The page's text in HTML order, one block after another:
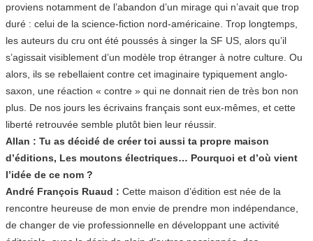
proviens notamment de l’abandon d’un mirage qui n’avait que trop
duré : celui de la science-fiction nord-américaine. Trop longtemps,
les auteurs du cru ont été poussés à singer la SF US, alors qu’il
s’agissait visiblement d’un modèle trop étranger à notre culture. Ou
alors, ils se rebellaient contre cet imaginaire typiquement anglo-
saxon, une réaction « contre » qui ne donnait rien de très bon non
plus. De nos jours les écrivains français sont eux-mêmes, et cette
liberté retrouvée semble plutôt bien leur réussir.
Allan : Tu as décidé de créer toi aussi ta propre maison
d’éditions, Les moutons électriques… Pourquoi et d’où vient
l’idée de ce nom ?
André François Ruaud : Cette maison d’édition est née de la
rencontre heureuse de mon envie de prendre mon indépendance,
de changer de vie professionnelle en développant une activité